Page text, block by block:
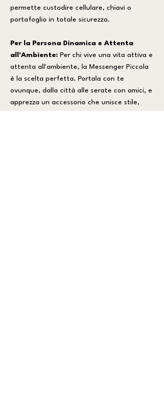
permette custodire cellulare, chiavi o
portafoglio in totale sicurezza.
Per la Persona Dinamica e Attenta
all'Ambiente: Per chi vive una vita attiva e
attenta all'ambiente, la Messenger Piccola
è la scelta perfetta. Portala con te
ovunque, dalla città alle serate con amici, e
apprezza un accessorio che unisce stile,